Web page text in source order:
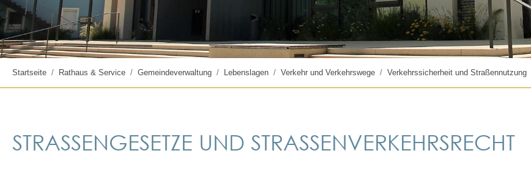
Startseite Rathaus & Service Gemeindeverwaltung Lebenslagen Verkehr und Verkehrswege Verkehrssicherheit und Straßennutzung
STRASSENGESETZE UND STRASSENVERKEHRSRECHT